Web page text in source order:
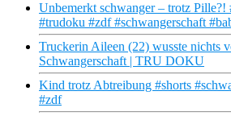
Unbemerkt schwanger – trotz Pille?!
#trudoku #zdf #schwangerschaft
Truckerin Aileen (22) wusste nichts
Schwangerschaft | TRU DOKU
Kind trotz Abtreibung #shorts
#zdf